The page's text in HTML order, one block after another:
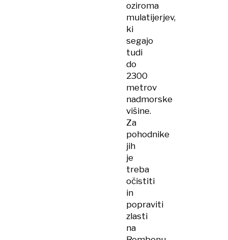
oziroma
mulatijerjev,
ki
segajo
tudi
do
2300
metrov
nadmorske
višine.
Za
pohodnike
jih
je
treba
očistiti
in
popraviti
zlasti
na